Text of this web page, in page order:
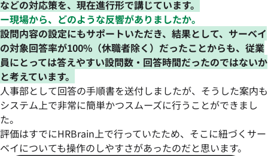
などの対応策を、現在進行形で講じています。
ー現場から、どのような反響がありましたか。
設問内容の設定にもサポートいただき、結果として、サーベイ
の対象回答率が100%（休職者除く）だったことからも、従業
員にとっては答えやすい設問数・回答時間だったのではないか
と考えています。
人事部として回答の手順書を送付しましたが、そうした案内も
システム上で非常に簡単かつスムーズに行うことができまし
た。
評価はすでにHRBrain上で行っていたため、そこに紐づくサー
ベイについても操作のしやすさがあったのだと思います。